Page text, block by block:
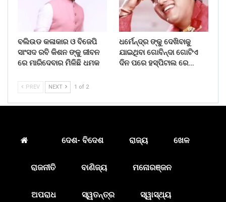
ବଲିଉଡ କଳାକାର ଓ ବିଜେପି
ସାଂସଦ ରବି କିଶନ ଙ୍କୁ ଜୀବନ
ରେ ମାରିଦେବାର ମିଳିଛି ଧମକ
ଧର୍ମେନ୍ଦ୍ର ଙ୍କୁ ଦେଖିବାକୁ
ଯାଇଥିବା ଗୋବିନ୍ଦା ଗୋଟିଏ
ଦିନ ପରେ ହସ୍ପିଟାଲ ରେ…
PREV NEXT 1 of 2
ଦେଶ- ବିଦେଶ ରାଜ୍ୟ ଖେଳ
ରାଜନୀତି ବାଣିଜ୍ୟ ମନୋରଞ୍ଜନ
ଅପରାଧ ସ୍ୱତନ୍ତ୍ର ସ୍ୱାସ୍ଥ୍ୟ